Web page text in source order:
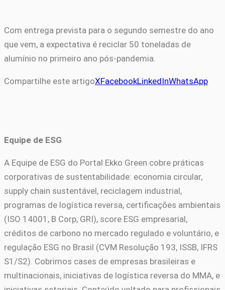
Com entrega prevista para o segundo semestre do ano
que vem, a expectativa é reciclar 50 toneladas de
alumínio no primeiro ano pós-pandemia.
Compartilhe este artigoXFacebookLinkedInWhatsApp
Equipe de ESG
A Equipe de ESG do Portal Ekko Green cobre práticas
corporativas de sustentabilidade: economia circular,
supply chain sustentável, reciclagem industrial,
programas de logística reversa, certificações ambientais
(ISO 14001, B Corp, GRI), score ESG empresarial,
créditos de carbono no mercado regulado e voluntário, e
regulação ESG no Brasil (CVM Resolução 193, ISSB, IFRS
S1/S2). Cobrimos cases de empresas brasileiras e
multinacionais, iniciativas de logística reversa do MMA, e